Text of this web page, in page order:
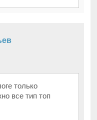
только
все тип топ